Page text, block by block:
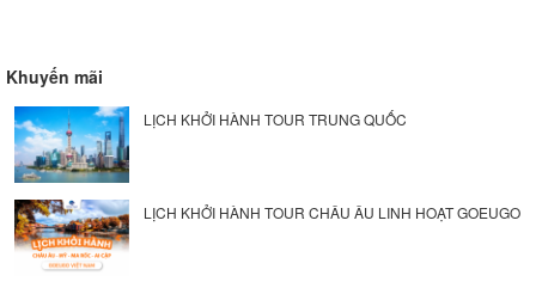
Khuyến mãi
LỊCH KHỞI HÀNH TOUR TRUNG QUỐC
LỊCH KHỞI HÀNH TOUR CHÂU ÂU LINH HOẠT GOEUGO